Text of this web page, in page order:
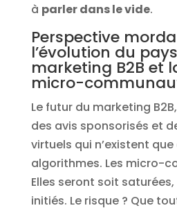
à parler dans le vide.
Perspective
l’évolution du
marketing B2B et
micro-
Le futur du marketing
des avis sponsorisés et
virtuels qui n’existent
algorithmes. Les micro-
Elles seront soit
initiés. Le risque ? Que